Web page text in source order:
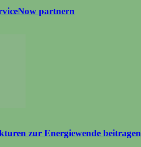
partnern
zur Energiewende beitragen